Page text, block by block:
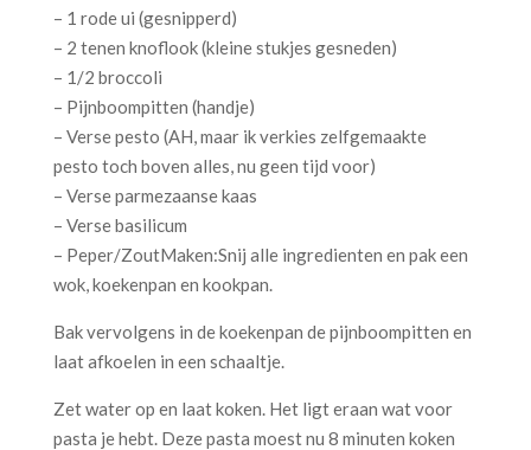
– 1 rode ui (gesnipperd)
– 2 tenen knoflook (kleine stukjes gesneden)
– 1/2 broccoli
– Pijnboompitten (handje)
– Verse pesto (AH, maar ik verkies zelfgemaakte
pesto toch boven alles, nu geen tijd voor)
– Verse parmezaanse kaas
– Verse basilicum
– Peper/ZoutMaken:Snij alle ingredienten en pak een
wok, koekenpan en kookpan.
Bak vervolgens in de koekenpan de pijnboompitten en
laat afkoelen in een schaaltje.
Zet water op en laat koken. Het ligt eraan wat voor
pasta je hebt. Deze pasta moest nu 8 minuten koken